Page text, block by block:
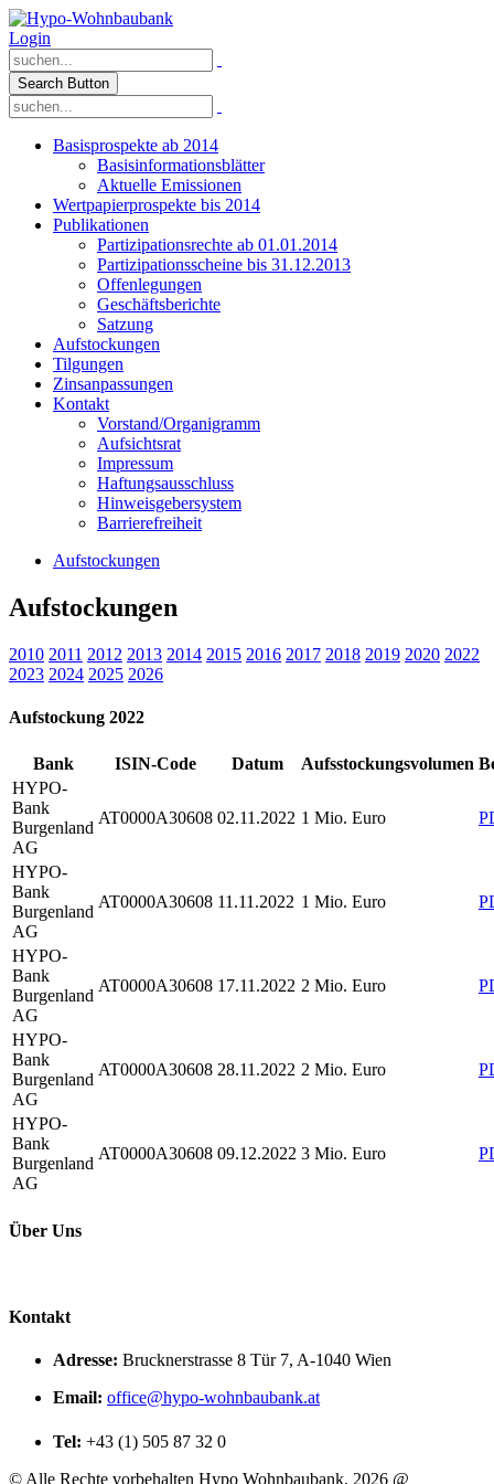
Login
Search Button
Basisprospekte ab 2014
Basisinformationsblätter
Aktuelle Emissionen
Wertpapierprospekte bis 2014
Publikationen
Partizipationsrechte ab 01.01.2014
Partizipationsscheine bis 31.12.2013
Offenlegungen
Geschäftsberichte
Satzung
Aufstockungen
Tilgungen
Zinsanpassungen
Kontakt
Vorstand/Organigramm
Aufsichtsrat
Impressum
Haftungsausschluss
Hinweisgebersystem
Barrierefreiheit
Aufstockungen
Aufstockungen
2010 2011 2012 2013 2014 2015 2016 2017 2018 2019 2020 2022
2023 2024 2025 2026
Aufstockung 2022
Bank ISIN-Code Datum Aufsstockungsvolumen
HYPO-
Bank
Burgenland
AG
AT0000A30608 02.11.2022 1 Mio. Euro
HYPO-
Bank
Burgenland
AG
AT0000A30608 11.11.2022 1 Mio. Euro
HYPO-
Bank
Burgenland
AG
AT0000A30608 17.11.2022 2 Mio. Euro
HYPO-
Bank
Burgenland
AG
AT0000A30608 28.11.2022 2 Mio. Euro
HYPO-
Bank
Burgenland
AG
AT0000A30608 09.12.2022 3 Mio. Euro
Über Uns
Kontakt
Adresse: Brucknerstrasse 8 Tür 7, A-1040 Wien
Email: office@hypo-wohnbaubank.at
Tel: +43 (1) 505 87 32 0
© Alle Rechte vorbehalten Hypo Wohnbaubank, 2026 @